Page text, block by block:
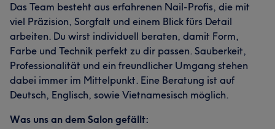
Das Team besteht aus erfahrenen Nail-Profis, die mit
viel Präzision, Sorgfalt und einem Blick fürs Detail
arbeiten. Du wirst individuell beraten, damit Form,
Farbe und Technik perfekt zu dir passen. Sauberkeit,
Professionalität und ein freundlicher Umgang stehen
dabei immer im Mittelpunkt. Eine Beratung ist auf
Deutsch, Englisch, sowie Vietnamesisch möglich.
Was uns an dem Salon gefällt: